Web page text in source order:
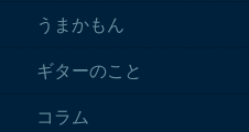
うまかもん
ギターのこと
コラム